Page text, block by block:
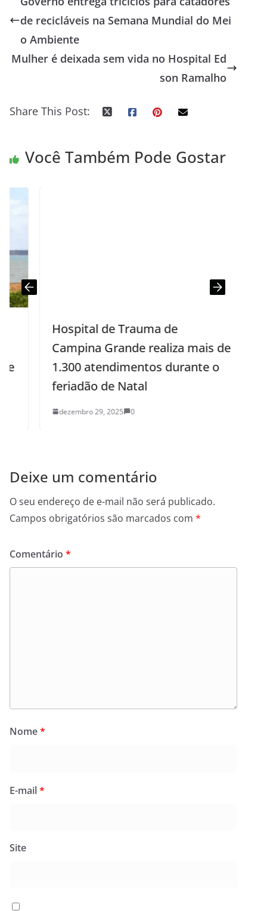
de recicláveis na Semana Mundial do Mei
o Ambiente
Mulher é deixada sem vida no Hospital Ed
son Ramalho
Share This Post:
Você Também Pode Gostar
Hospital de Trauma de
Campina Grande realiza mais de
1.300 atendimentos durante o
feriadão de Natal
dezembro 29, 2025 0
Deixe um comentário
O seu endereço de e-mail não será publicado.
Campos obrigatórios são marcados com *
Comentário *
Nome*
E-mail*
Site